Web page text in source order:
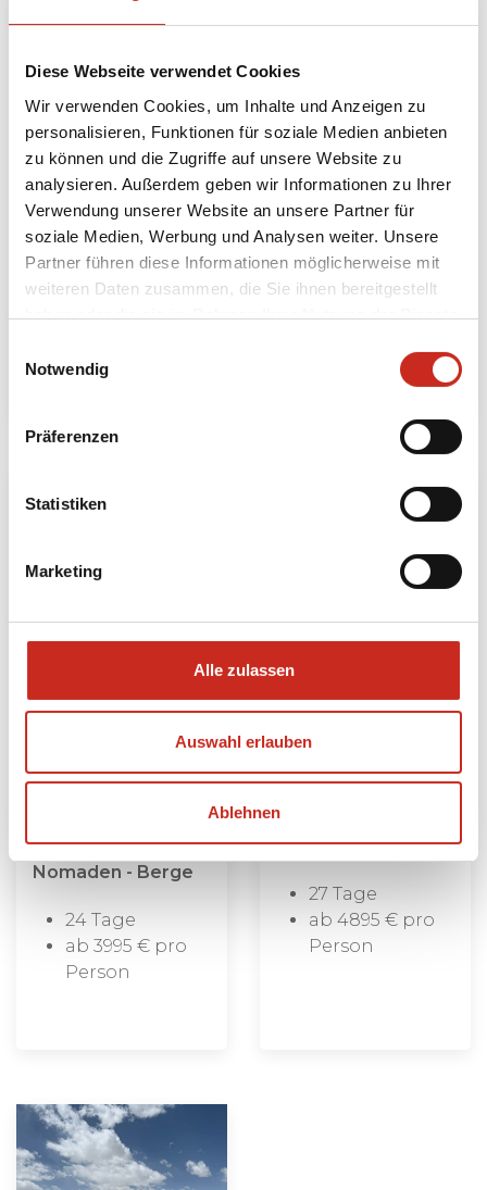
Diese Webseite verwendet Cookies
Wir verwenden Cookies, um Inhalte und Anzeigen zu
personalisieren, Funktionen für soziale Medien anbieten
zu können und die Zugriffe auf unsere Website zu
analysieren. Außerdem geben wir Informationen zu Ihrer
Verwendung unserer Website an unsere Partner für
soziale Medien, Werbung und Analysen weiter. Unsere
Partner führen diese Informationen möglicherweise mit
weiteren Daten zusammen, die Sie ihnen bereitgestellt
haben oder die sie im Rahmen Ihrer Nutzung der Dienste
Notwendig
Präferenzen
Statistiken
Marketing
Alle zulassen
Auswahl erlauben
Ablehnen
entlang der
nordlichen
Seidenstraße
Reise durch
Xinjiang und Gansu
sowie durch die
Taklamakan-Wüste
18 Tage
Fünf 'Stannen'
Reise
Turkmenistan -
Usbekistan -
Tadschikistan -
Kirgisien -
Kasachstan
25 Tage
Zentralasien
Turkmenistan -
Seidenstädte -
Nomaden - Berge
24 Tage
ab 3995 € pro
Person
Seidenstraße per
Zug Reise
Von Turkmenistan
der legendären
Seidenstraße
27 Tage
ab 4895 € pro
Person